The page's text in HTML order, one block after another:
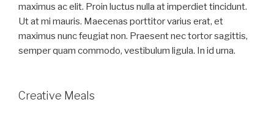
maximus ac elit. Proin luctus nulla at imperdiet tincidunt.
Ut at mi mauris. Maecenas porttitor varius erat, et
maximus nunc feugiat non. Praesent nec tortor sagittis,
semper quam commodo, vestibulum ligula. In id urna.
Creative Meals